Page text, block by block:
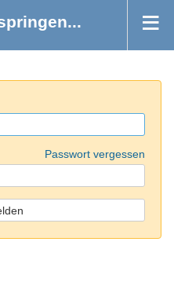
Passwort vergessen